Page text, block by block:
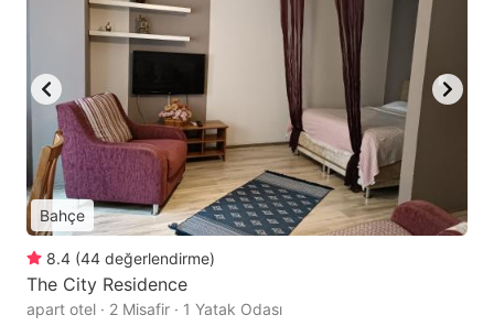
Bahçe
8.4 (44 değerlendirme)
The City Residence
apart otel · 2 Misafir · 1 Yatak Odası